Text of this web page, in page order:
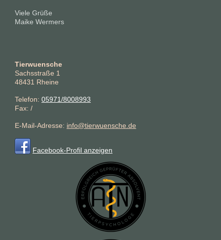
Viele Grüße
Maike Wermers
Tierwuensche
Sachsstraße 1
48431 Rheine
Telefon: 05971/8008993
Fax: /
E-Mail-Adresse: info@tierwuensche.de
Facebook-Profil anzeigen